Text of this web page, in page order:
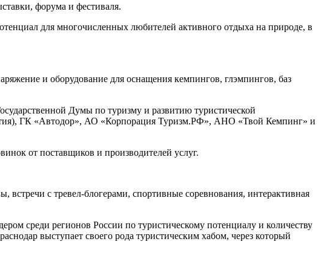
форума и фестиваля.
для многочисленных любителей активного отдыха на природе, в
и оборудование для оснащения кемпингов, глэмпингов, баз
Думы по туризму и развитию туристической
ГК «Автодор», АО «Корпорация Туризм.РФ», АНО «Твой Кемпинг» и
от поставщиков и производителей услуг.
с тревел-блогерами, спортивные соревнования, интерактивная
среди регионов России по туристическому потенциалу и количеству
выступает своего рода туристическим хабом, через который